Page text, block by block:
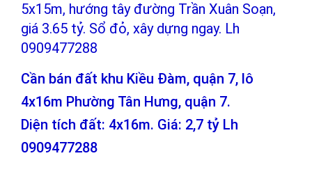
5x15m, hướng tây đường Trần Xuân Soạn,
giá 3.65 tỷ. Sổ đỏ, xây dựng ngay. Lh
0909477288
Cần bán đất khu Kiều Đàm, quận 7, lô
4x16m Phường Tân Hưng, quận 7.
Diện tích đất: 4x16m. Giá: 2,7 tỷ Lh
0909477288